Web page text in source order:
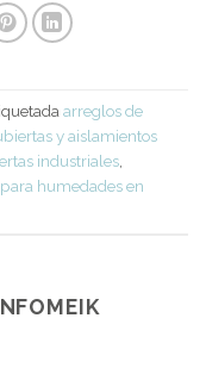
arreglos de
y aislamientos
industriales
humedades en